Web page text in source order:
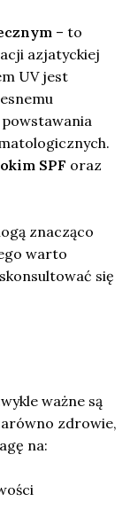
– to
azjatyckiej
UV jest
SPF oraz
znacząco
warto
się
ważne są
zdrowie,
na: